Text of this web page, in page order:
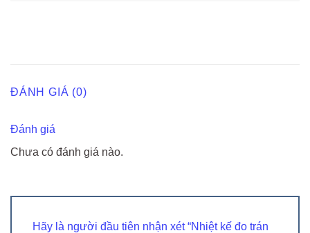
ĐÁNH GIÁ (0)
Đánh giá
Chưa có đánh giá nào.
Hãy là người đầu tiên nhận xét “Nhiệt kế đo trán